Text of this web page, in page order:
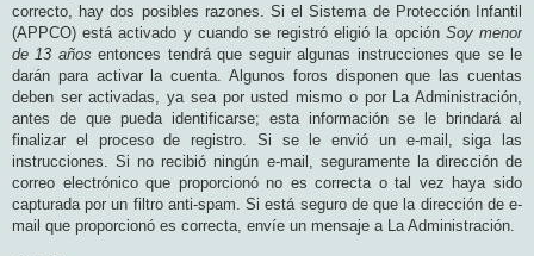
correcto, hay dos posibles razones. Si el Sistema de Protección Infantil
(APPCO) está activado y cuando se registró eligió la opción Soy menor
de 13 años entonces tendrá que seguir algunas instrucciones que se le
darán para activar la cuenta. Algunos foros disponen que las cuentas
deben ser activadas, ya sea por usted mismo o por La Administración,
antes de que pueda identificarse; esta información se le brindará al
finalizar el proceso de registro. Si se le envió un e-mail, siga las
instrucciones. Si no recibió ningún e-mail, seguramente la dirección de
correo electrónico que proporcionó no es correcta o tal vez haya sido
capturada por un filtro anti-spam. Si está seguro de que la dirección de e-
mail que proporcionó es correcta, envíe un mensaje a La Administración.